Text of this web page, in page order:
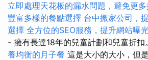
立即處理天花板的漏水問題，避免更
豐富多樣的餐點選擇 台中搬家公司，
選擇 全方位的SEO服務，提升網站曝
- 擁有長達18年的兒童計劃和兒童折扣
養均衡的月子餐 這是大小的大小，但